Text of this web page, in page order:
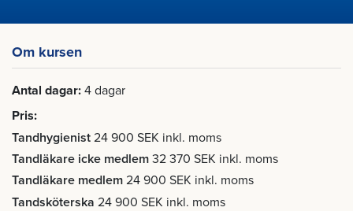
Om kursen
Antal dagar 4 dagar
Pris
Tandhygienist 24 900 SEK inkl. moms
Tandläkare icke medlem 32 370 SEK inkl. moms
Tandläkare medlem 24 900 SEK inkl. moms
Tandsköterska 24 900 SEK inkl. moms